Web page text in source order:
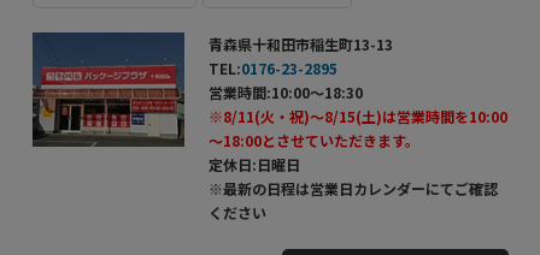
青森県十和田市稲生町13-13
TEL:0176-23-2895
営業時間:10:00～18:30
※8/11(火・祝)～8/15(土)は営業時間を10:00
～18:00とさせていただきます。
定休日:日曜日
※最新の日程は営業日カレンダーにてご確認
ください